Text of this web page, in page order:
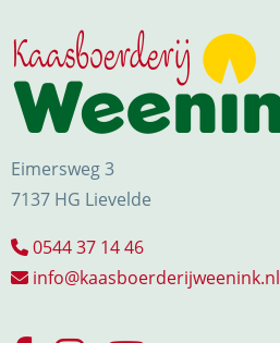
Eimersweg 3
7137 HG Lievelde
0544 37 14 46
info@kaasboerderijweenink.nl